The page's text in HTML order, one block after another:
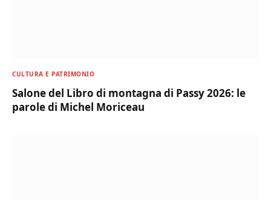
CULTURA E PATRIMONIO
Salone del Libro di montagna di Passy 2026: le
parole di Michel Moriceau